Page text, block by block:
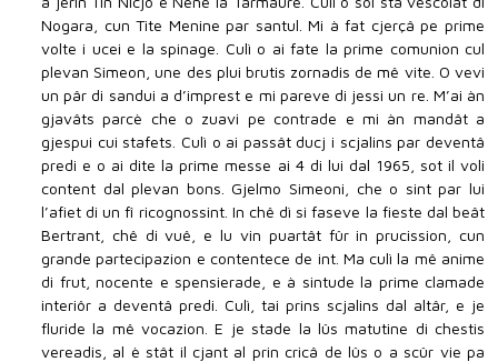
Nogara, cun Tite Menine par santul. Mi à fat cjerçâ pe prime
volte i ucei e la spinage. Culì o ai fate la prime comunion cul
plevan Simeon, une des plui brutis zornadis de mê vite. O vevi
un pâr di sandui a d’imprest e mi pareve di jessi un re. M’ai àn
gjavâts parcè che o zuavi pe contrade e mi àn mandât a
gjespui cui stafets. Culì o ai passât ducj i scjalins par deventâ
predi e o ai dite la prime messe ai 4 di lui dal 1965, sot il voli
content dal plevan bons. Gjelmo Simeoni, che o sint par lui
l’afiet di un fî ricognossint. In chê dì si faseve la fieste dal beât
Bertrant, chê di vuê, e lu vin puartât fûr in prucission, cun
grande partecipazion e contentece de int. Ma culì la mê anime
di frut, nocente e spensierade, e à sintude la prime clamade
interiôr a deventâ predi. Culì, tai prins scjalins dal altâr, e je
fluride la mê vocazion. E je stade la lûs matutine di chestis
vereadis, al è stât il cjant al prin cricâ de lûs o a scûr vie pa